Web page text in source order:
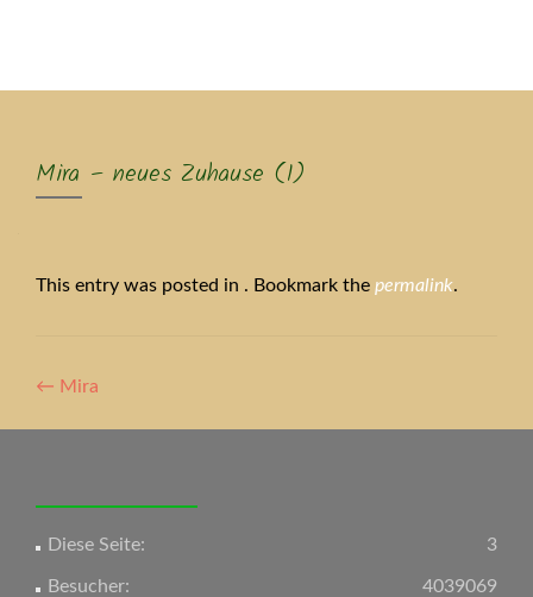
Mira – neues Zuhause (1)
This entry was posted in . Bookmark the permalink.
Artikel-
Navigation
← Mira
3
Diese Seite:
4039069
Besucher: